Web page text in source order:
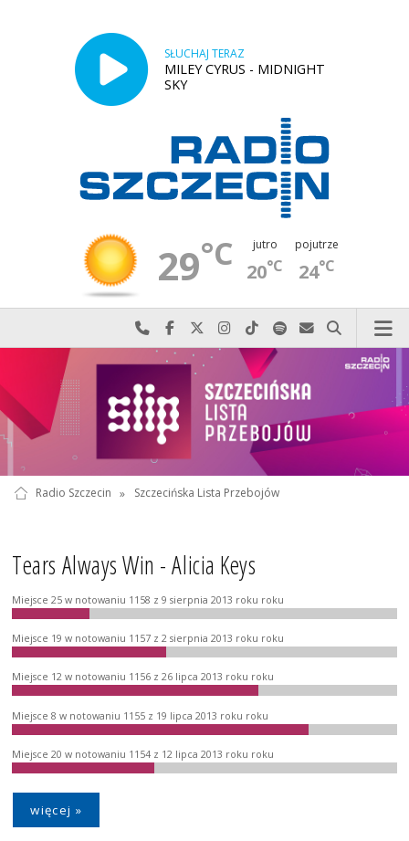
SŁUCHAJ TERAZ
MILEY CYRUS - MIDNIGHT
SKY
29°C jutro
20°C
pojutrze
24°C
Najlepiej po prostu do nas zadzwoń
Odwiedź nas na Facebook-u
Odwiedź nas na X
Odwiedź nas na Instagram-ie
Odwiedź nas na TikTok-u
Szukaj nas na Spotify
Wyślij do nas
Szukaj
Radio Szczecin » Szczecińska Lista Przebojów
Tears Always Win - Alicia Keys
Miejsce 25 w notowaniu 1158 z 9 sierpnia 2013 roku roku
Miejsce 19 w notowaniu 1157 z 2 sierpnia 2013 roku roku
Miejsce 12 w notowaniu 1156 z 26 lipca 2013 roku roku
Miejsce 8 w notowaniu 1155 z 19 lipca 2013 roku roku
Miejsce 20 w notowaniu 1154 z 12 lipca 2013 roku roku
więcej »